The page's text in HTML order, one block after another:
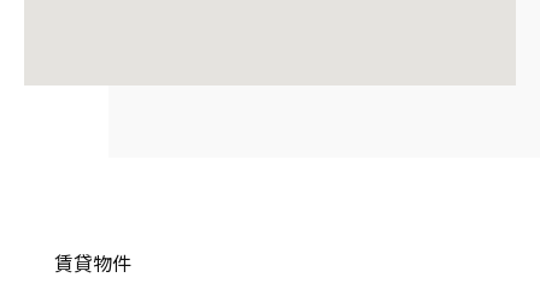
賃貸物件